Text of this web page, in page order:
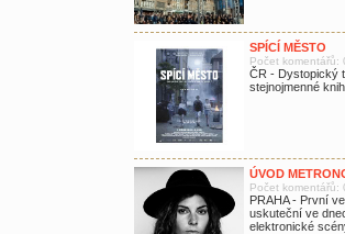
SPÍCÍ MĚSTO
Počet komentářů:
ČR - Dystopický
stejnojmenné
ÚVOD
Počet komentářů:
PRAHA - První
uskuteční ve
elektronické